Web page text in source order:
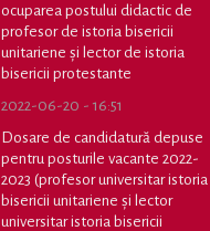
ocuparea postului didactic de
profesor de istoria bisericii
unitariene și lector de istoria
bisericii protestante
2022-06-20 - 16:51
Dosare de candidatură depuse
pentru posturile vacante 2022-
2023 (profesor universitar istoria
bisericii unitariene și lector
universitar istoria bisericii